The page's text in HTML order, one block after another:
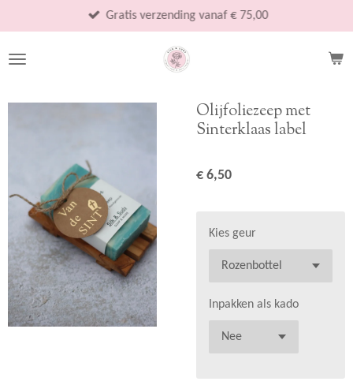
direct
naar
Gratis verzending vanaf € 75,00
Olijfoliezeep met
Sinterklaas label
€ 6,50
Kies geur
Inpakken als kado